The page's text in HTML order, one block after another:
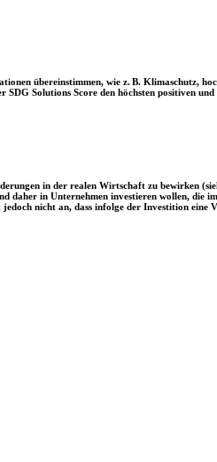
übereinstimmen, wie z. B. Klimaschutz,
Solutions Score den höchsten positiven
in der realen Wirtschaft zu bewirken
in Unternehmen investieren wollen, die
nicht an, dass infolge der Investition